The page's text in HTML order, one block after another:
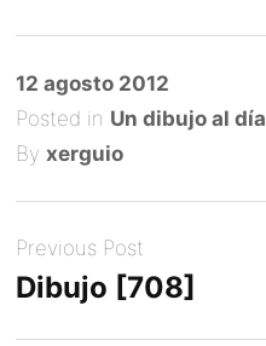
Posted
on
12 agosto 2012
Posted in Un dibujo al día
By xerguio
Previous Post
Dibujo [708]